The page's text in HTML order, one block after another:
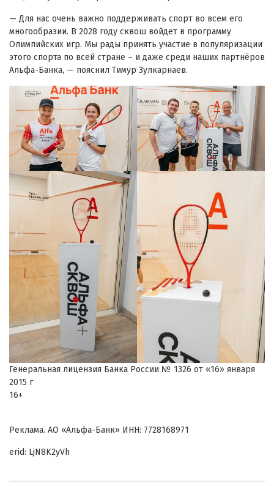
— Для нас очень важно поддерживать спорт во всем его
многообразии. В 2028 году сквош войдет в программу
Олимпийских игр. Мы рады принять участие в популяризации
этого спорта по всей стране – и даже среди наших партнёров
Альфа-Банка, — пояснил Тимур Зулкарнаев.
Генеральная лицензия Банка России № 1326 от «16» января
2015 г
16+
Реклама. АО «Альфа-Банк» ИНН: 7728168971
erid: LjN8K2yVh